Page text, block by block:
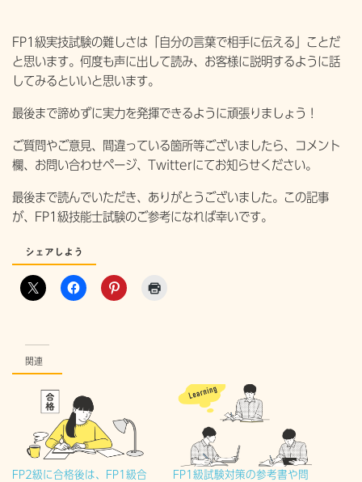
FP1級実技試験の難しさは「自分の言葉で相手に伝える」ことだ
と思います。何度も声に出して読み、お客様に説明するように話
してみるといいと思います。
最後まで諦めずに実力を発揮できるように頑張りましょう！
ご質問やご意見、間違っている箇所等ございましたら、コメント
欄、お問い合わせページ、Twitterにてお知らせください。
最後まで読んでいただき、ありがとうございました。この記事
が、FP1級技能士試験のご参考になれば幸いです。
シェアしよう
関連
FP2級に合格後は、FP1級合
FP1級試験対策の参考書や問